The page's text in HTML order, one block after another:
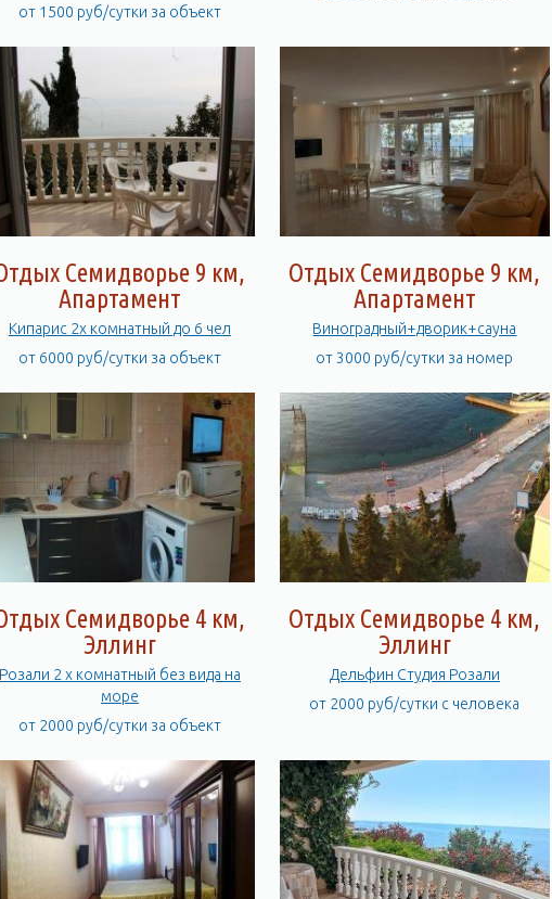
от 1500 руб/сутки за объект
Семидворье 9 км,
Апартамент
Кипарис 2х комнатный до 6 чел
от 6000 руб/сутки за объект
Отдых Семидворье 9 км,
Апартамент
Виноградный+дворик+сауна
от 3000 руб/сутки за номер
Семидворье 4 км,
Эллинг
Розали 2 х комнатный без вида на
море
от 2000 руб/сутки за объект
Отдых Семидворье 4 км,
Эллинг
Дельфин Студия Розали
от 2000 руб/сутки с человека